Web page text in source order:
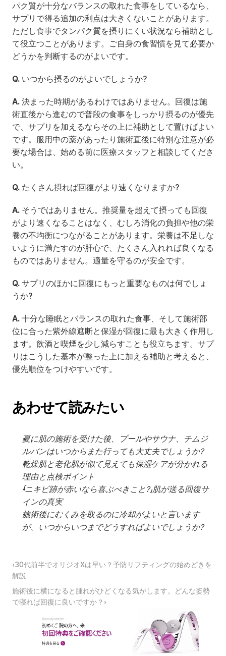
パク質が十分なバランスの取れた食事をしているなら、
サプリで得る追加の利点は大きくないことがあります。
ただし食事でタンパク質を摂りにくい状況なら補助とし
て役立つことがあります。ご自身の食習慣を見て必要か
どうかを判断するのがよいです。
Q. いつから摂るのがよいでしょうか?
A. 決まった時期があるわけではありません。回復は施
術直後から進むので普段の食事をしっかり摂るのが優先
で、サプリを加えるならその上に補助として置けばよい
です。服用中の薬があったり施術直後に特別な注意が必
要な場合は、始める前に医療スタッフと相談してくださ
い。
Q. たくさん摂れば回復がより速くなりますか?
A. そうではありません。推奨量を超えて摂っても回復
がより速くなることはなく、むしろ消化の負担や他の栄
養の不均衡につながることがあります。栄養は不足しな
いように満たすのが肝心で、たくさん入れれば良くなる
ものではありません。適量を守るのが安全です。
Q. サプリのほかに回復にもっと重要なものは何でしょ
うか?
A. 十分な睡眠とバランスの取れた食事、そして施術部
位に合った紫外線遮断と保湿が回復に最も大きく作用し
ます。飲酒と喫煙を少し減らすことも役立ちます。サプ
リはこうした基本が整った上に加える補助と考えると、
優先順位をつけやすいです。
あわせて読みたい
夏に肌の施術を受けた後、プールやサウナ、チムジ
ルバンはいつからまた行っても大丈夫でしょうか?
乾燥肌と老化肌が似て見えても保湿ケアが分かれる
理由と点検ポイント
「ニキビ跡が赤いなら喜ぶべきこと?」肌が送る回復サ
インの真実
施術後にむくみを取るのに冷却がよいと言います
が、いつからいつまでどうすればよいでしょうか?
‹30代前半でオリジオXは早い？予防リフティングの始めどきを
解説
施術後に横になると腫れがひどくなる気がします。どんな姿勢
で寝れば回復に良いですか？›